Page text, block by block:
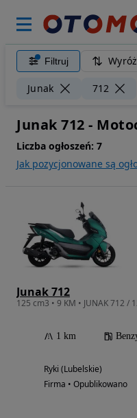
Filtruj
Junak 712
Junak 712 -
Liczba ogłoszeń: 7
Jak pozycjonowane są
Junak 712
125 cm3 • 9 KM • JUNAK 712 /
1 km
Ryki (Lubelskie)
Firma • Opublikowano